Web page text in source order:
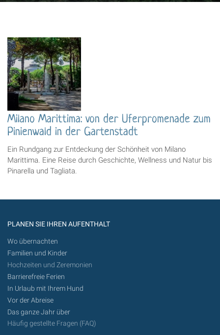
Milano Marittima: von der Uferpromenade zum
Pinienwald in der Gartenstadt
Ein Rundgang zur Entdeckung der Schönheit von Milano
Marittima. Eine Reise durch Geschichte, Wellness und Natur bis
Pinarella und Tagliata.
PLANEN SIE IHREN AUFENTHALT
Wo übernachten
Familien und Kinder
Hochzeiten und Zeremonien
Barrierefreie Ferien
In Urlaub mit Ihrem Hund
Vor der Abreise
Das ganze Jahr über
Häufig gestellte Fragen (FAQ)